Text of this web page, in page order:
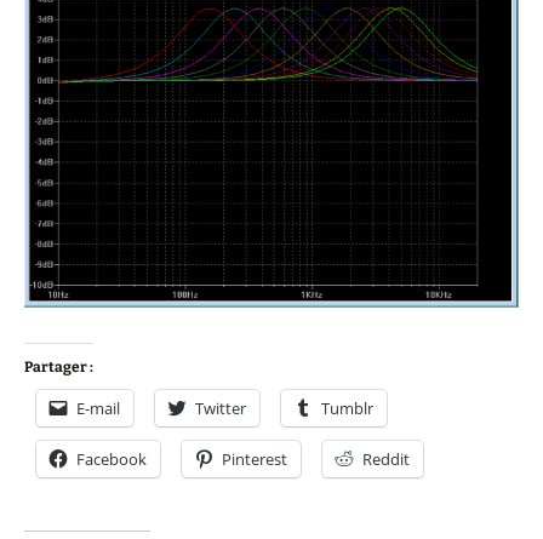
Partager :
E-mail Twitter Tumblr
Facebook Pinterest Reddit